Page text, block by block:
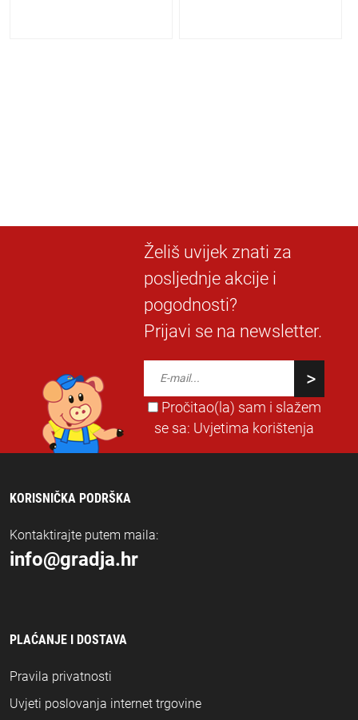
Želiš uvijek znati za
posljednje akcije i
pogodnosti?
Prijavi se na newsletter.
Pročitao(la) sam i slažem
se sa: Uvjetima korištenja
KORISNIČKA PODRŠKA
Kontaktirajte putem maila:
info@gradja.hr
PLAĆANJE I DOSTAVA
Pravila privatnosti
Uvjeti poslovanja internet trgovine